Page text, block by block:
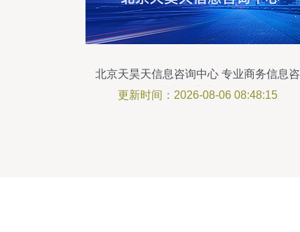
北京天昊天信息咨询中心 专业商务信息咨
询，助力企业决策与发展
更新时间：2026-08-06 08:48:15